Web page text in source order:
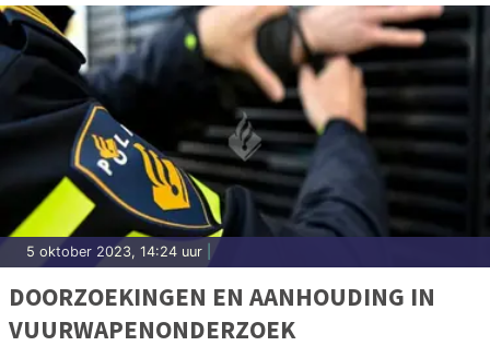
5 oktober 2023, 14:24 uur
DOORZOEKINGEN EN AANHOUDING IN
VUURWAPENONDERZOEK